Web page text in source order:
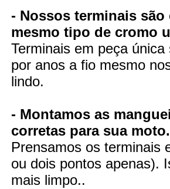
- Nossos terminais
mesmo tipo de cromo
Terminais em peça
por anos a fio mesmo
lindo.
- Montamos as
corretas para sua moto.
Prensamos os terminais
ou dois pontos apenas).
mais limpo..